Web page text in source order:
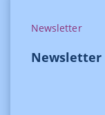
Newsletter
Newsletter